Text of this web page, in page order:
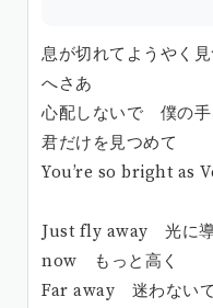
息が切れてようやく
へさあ
心配しないで 僕の手
君だけを見つめて
You’re so bright as
Just fly away 光に
now もっと高く
Far away 迷わない